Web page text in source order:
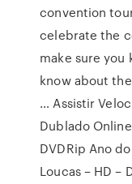
convention
celebrate the
make sure
know about
… Assistir
Dublado
DVDRip Ano
Loucas – HD –